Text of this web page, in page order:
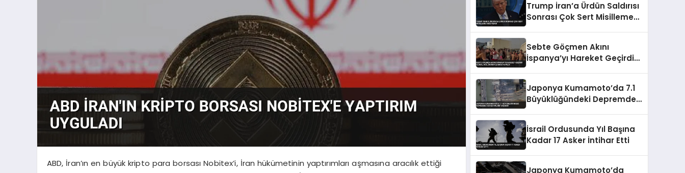
ABD, İran’ın en büyük kripto para borsası Nobitex’i, İran hükümetinin yaptırımları aşmasına aracılık ettiği
Trump İran’a Ürdün Saldırısı
Sonrası Çok Sert Misilleme
Sebte Göçmen Akını
İspanya’yı Hareket Geçirdi
Japonya Kumamoto’da 7.1
Büyüklüğündeki Depremde
İsrail Ordusunda Yıl Başına
Kadar 17 Asker İntihar Etti
Japonya Kumamoto’da